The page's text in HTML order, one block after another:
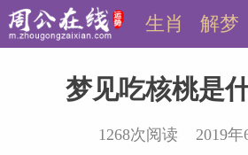
解梦
生肖
梦见吃核桃是
1268次阅读 2019年